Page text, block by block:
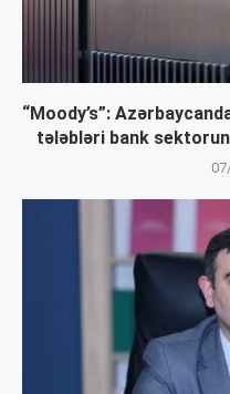
“Moody’s”:
tələbləri bank